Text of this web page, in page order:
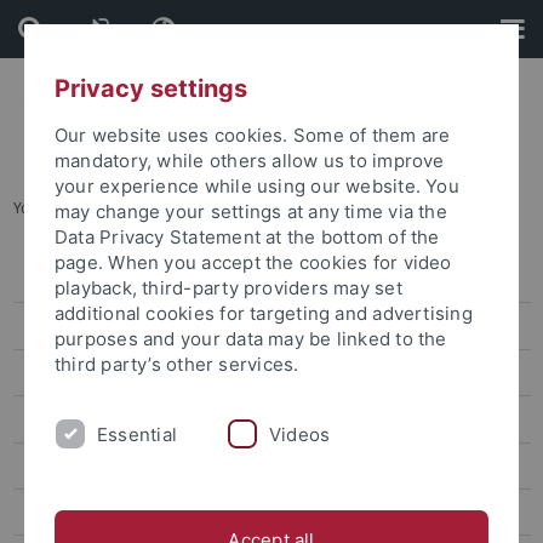
Skip
to
content
Skip
to
footer
You are here: Startseite ... Veranstaltungskalender
Veranstaltungen
Veranstaltungskalender
Kongresse und Tagungen
Aktuelle Ausstellungen
Kunst und Kultur
Privacy settings
Our website uses cookies. Some of them are
mandatory, while others allow us to improve
your experience while using our website. You
may change your settings at any time via the
Data Privacy Statement at the bottom of the
page. When you accept the cookies for video
playback, third-party providers may set
additional cookies for targeting and advertising
purposes and your data may be linked to the
third party’s other services.
Essential Videos